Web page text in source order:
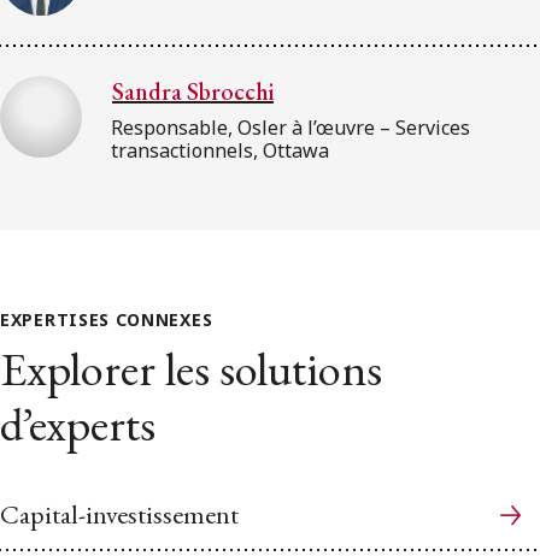
Sandra Sbrocchi
Responsable, Osler à l’œuvre – Services
transactionnels, Ottawa
EXPERTISES CONNEXES
Explorer les solutions
d’experts
Capital-investissement